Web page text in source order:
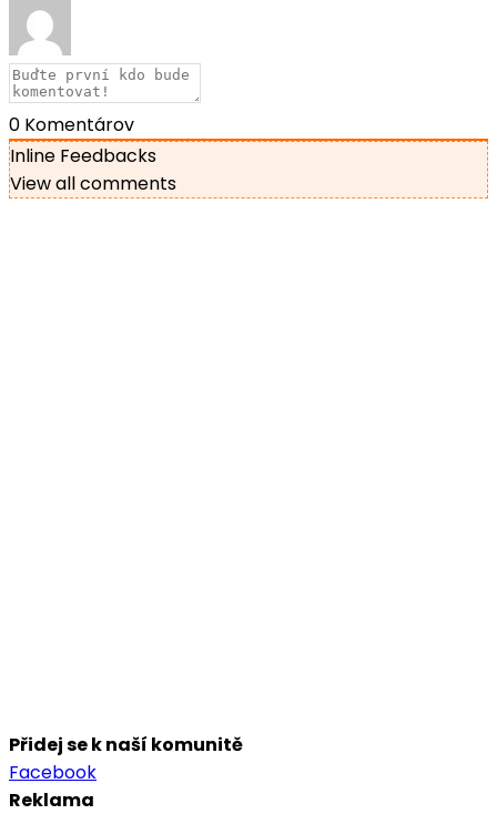
0 Komentárov
Inline Feedbacks
View all comments
Přidej se k naší komunitě
Facebook
Reklama